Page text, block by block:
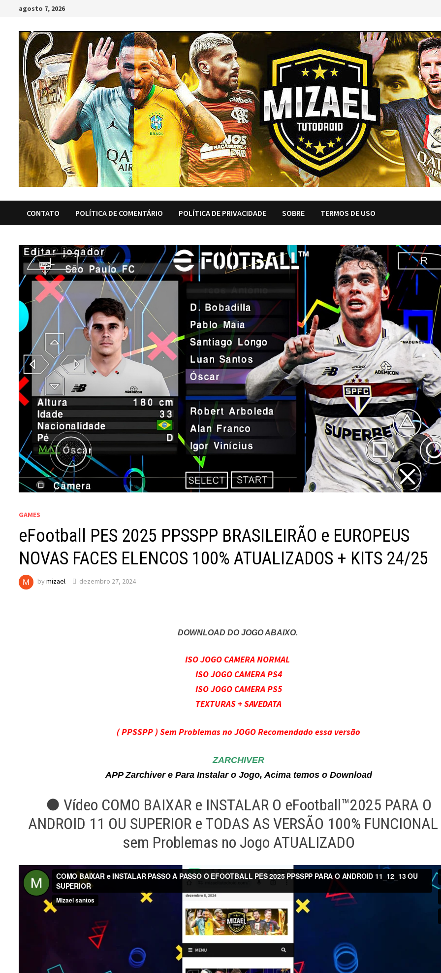
content
agosto 7, 2026
CONTATO POLÍTICA DE COMENTÁRIO POLÍTICA DE PRIVACIDADE SOBRE TERMOS DE USO
GAMES
eFootball PES 2025 PPSSPP BRASILEIRÃO e EUROPEUS
NOVAS FACES ELENCOS 100% ATUALIZADOS + KITS 24/25
bymizael dezembro 27, 2024
DOWNLOAD DO JOGO ABAIXO.
ISO JOGO CAMERA NORMAL
ISO JOGO CAMERA PS4
ISO JOGO CAMERA PS5
TEXTURAS + SAVEDATA
( PPSSPP ) Sem Problemas no JOGO Recomendado essa versão
ZARCHIVER
APP Zarchiver e Para Instalar o Jogo, Acima temos o Download
● Vídeo COMO BAIXAR e INSTALAR O eFootball™2025 PARA O
ANDROID 11 OU SUPERIOR e TODAS AS VERSÃO 100%
sem Problemas no Jogo ATUALIZADO